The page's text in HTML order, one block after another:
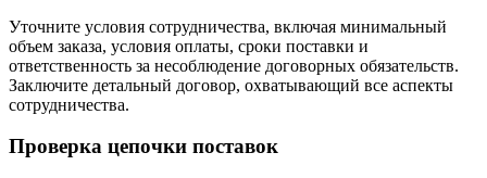
Уточните условия сотрудничества, включая минимальный
объем заказа, условия оплаты, сроки поставки и
ответственность за несоблюдение договорных обязательств.
Заключите детальный договор, охватывающий все аспекты
сотрудничества.
Проверка цепочки поставок